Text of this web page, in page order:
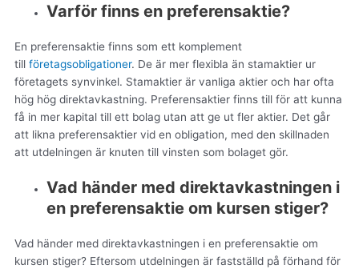
Varför finns en preferensaktie?
En preferensaktie finns som ett komplement
till företagsobligationer. De är mer flexibla än stamaktier ur
företagets synvinkel. Stamaktier är vanliga aktier och har ofta
hög hög direktavkastning. Preferensaktier finns till för att kunna
få in mer kapital till ett bolag utan att ge ut fler aktier. Det går
att likna preferensaktier vid en obligation, med den skillnaden
att utdelningen är knuten till vinsten som bolaget gör.
Vad händer med direktavkastningen i
en preferensaktie om kursen stiger?
Vad händer med direktavkastningen i en preferensaktie om
kursen stiger? Eftersom utdelningen är fastställd på förhand för